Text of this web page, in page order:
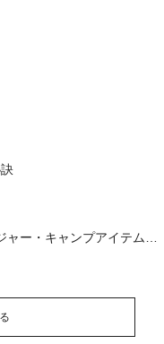
ャー・キャンプアイテム特